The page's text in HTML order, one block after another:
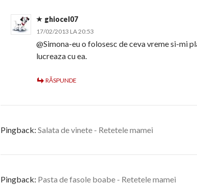
ghiocel07
17/02/2013 LA 20:53
@Simona-eu o folosesc de ceva vreme si-mi
lucreaza cu ea.
RĂSPUNDE
Pingback: Salata de vinete - Retetele mamei
Pingback: Pasta de fasole boabe - Retetele mamei